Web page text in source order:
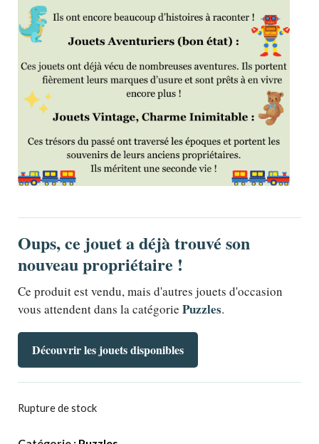
Oups, ce jouet a déjà trouvé son
nouveau propriétaire !
Ce produit est vendu, mais d'autres jouets d'occasion
vous attendent dans la catégorie Puzzles.
Découvrir les jouets disponibles
Rupture de stock